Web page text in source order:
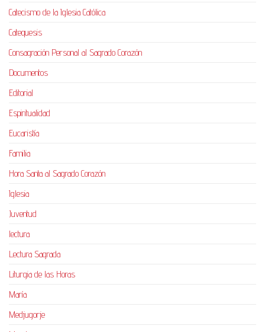
Catecismo de la Iglesia Católica
Catequesis
Consagración Personal al Sagrado Corazón
Documentos
Editorial
Espiritualidad
Eucaristía
Familia
Hora Santa al Sagrado Corazón
Iglesia
Juventud
lectura
Lectura Sagrada
Liturgia de las Horas
María
Medjugorje